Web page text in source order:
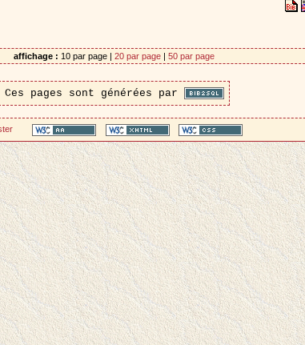
affichage : 10 par page | 20 par page | 50 par page
Ces pages sont générées par